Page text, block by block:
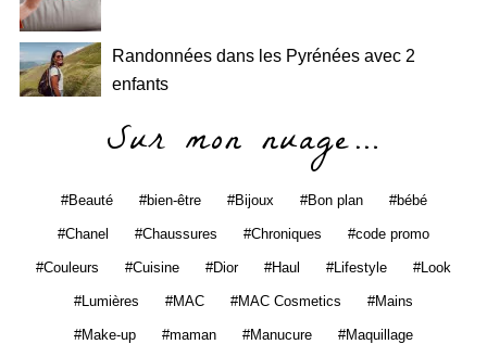
Randonnées dans les Pyrénées avec 2
enfants
Sur mon nuage…
Beauté bien-être Bijoux Bon plan bébé
Chanel Chaussures Chroniques code promo
Couleurs Cuisine Dior Haul Lifestyle Look
Lumières MAC MAC Cosmetics Mains
Make-up maman Manucure Maquillage